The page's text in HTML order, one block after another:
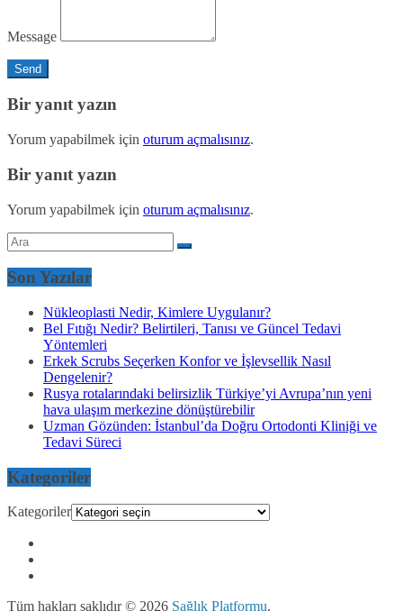
Message
Bir yanıt yazın
Yorum yapabilmek için oturum açmalısınız.
Bir yanıt yazın
Yorum yapabilmek için oturum açmalısınız.
Son Yazılar
Nükleoplasti Nedir, Kimlere Uygulanır?
Bel Fıtığı Nedir? Belirtileri, Tanısı ve Güncel Tedavi
Yöntemleri
Erkek Scrubs Seçerken Konfor ve İşlevsellik Nasıl
Dengelenir?
Rusya rotalarındaki belirsizlik Türkiye’yi Avrupa’nın yeni
hava ulaşım merkezine dönüştürebilir
Uzman Gözünden: İstanbul’da Doğru Ortodonti Kliniği ve
Tedavi Süreci
Kategoriler
Kategoriler
Tüm hakları saklıdır © 2026 Sağlık Platformu.